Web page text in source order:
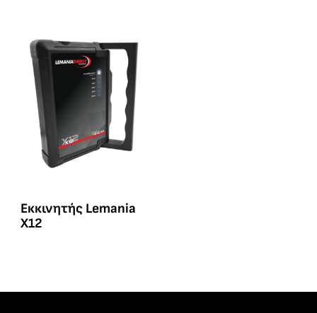
Eκκινητής Lemania
X12